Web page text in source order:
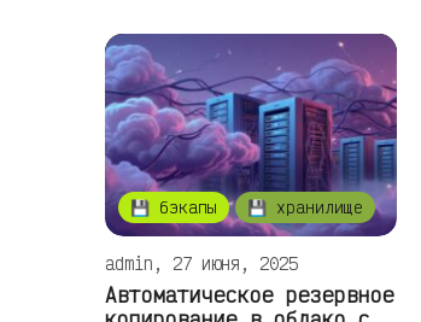
💾 бэкапы 💾 хранилище
admin, 27 июня, 2025
Автоматическое резервное